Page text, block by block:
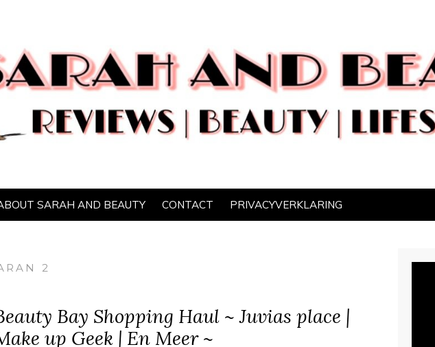
SARAH AND BEAUTY CONTACT PRIVACYVERKLARING
2
Bay Shopping Haul ~ Juvias place |
up Geek | En Meer ~